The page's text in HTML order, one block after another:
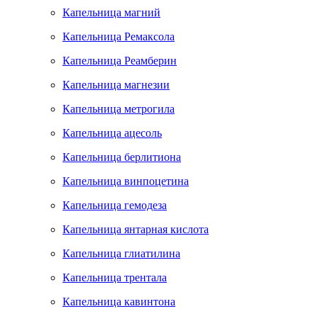
Капельница магний
Капельница Ремаксола
Капельница Реамберин
Капельница магнезии
Капельница метрогила
Капельница ацесоль
Капельница берлитиона
Капельница винпоцетина
Капельница гемодеза
Капельница янтарная кислота
Капельница глиатилина
Капельница трентала
Капельница кавинтона